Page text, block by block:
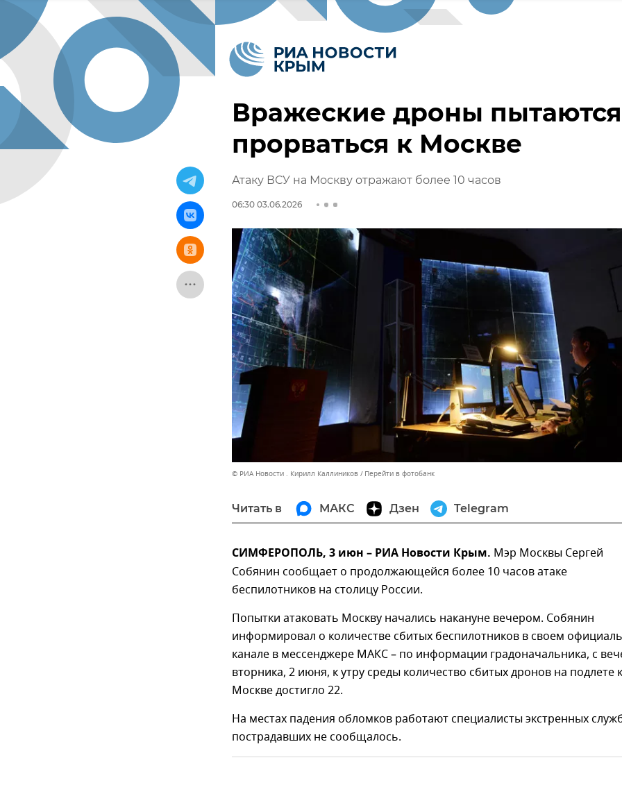
Вражеские дроны пытаются
прорваться к Москве
Атаку ВСУ на Москву отражают более 10 часов
06:30 03.06.2026
© РИА Новости . Кирилл Каллиников Перейти в фотобанк
Читать в МАКС Дзен Telegram
СИМФЕРОПОЛЬ, 3 июн – РИА Новости Крым. Мэр Москвы Сергей
Собянин сообщает о продолжающейся более 10 часов атаке
беспилотников на столицу России.
Попытки атаковать Москву начались накануне вечером. Собянин
информировал о количестве сбитых беспилотников в своем
канале в мессенджере МАКС – по информации градоначальника, с
вторника, 2 июня, к утру среды количество сбитых дронов на подлете к
Москве достигло 22.
На местах падения обломков работают специалисты экстренных
пострадавших не сообщалось.